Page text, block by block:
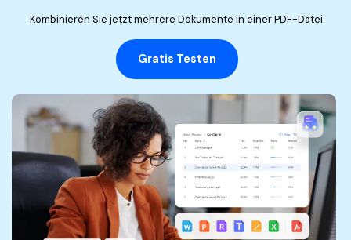
Kombinieren Sie jetzt mehrere Dokumente in einer PDF-Datei:
Gratis Testen